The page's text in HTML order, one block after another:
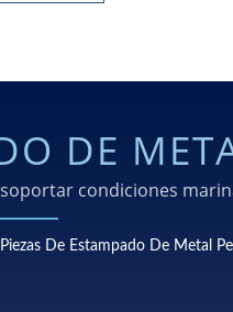
DE
condiciones
Piezas De Estampado De Metal